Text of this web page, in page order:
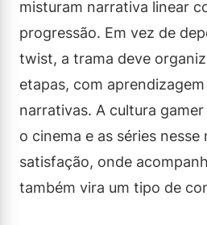
misturam narrativa linear
progressão. Em vez de
twist, a trama deve
etapas, com
narrativas. A cultura
o cinema e as séries nesse
satisfação, onde
também vira um tipo de